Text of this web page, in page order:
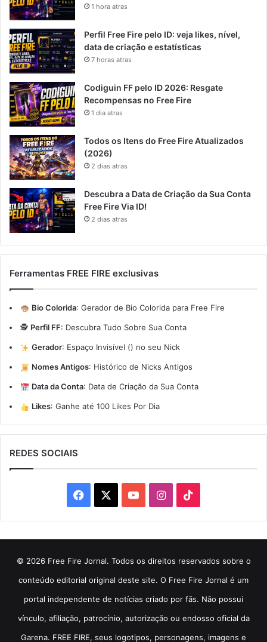
1 hora atras
Perfil Free Fire pelo ID: veja likes, nível,
data de criação e estatísticas
7 horas atras
Codiguin FF pelo ID 2026: Resgate
Recompensas no Free Fire
1 dia atras
Todos os Itens do Free Fire Atualizados
(2026)
2 dias atras
Descubra a Data de Criação da Sua Conta
Free Fire Via ID!
2 dias atras
Ferramentas FREE FIRE exclusivas
Bio Colorida: Gerador de Bio Colorida para Free Fire
🕵️ Perfil FF: Descubra Tudo Sobre Sua Conta
Gerador: Espaço Invisível (ㅤ) no seu Nick
Nomes Antigos: Histórico de Nicks Antigos
Data da Conta: Data de Criação da Sua Conta
Likes: Ganhe até 100 Likes Por Dia
REDES SOCIAIS
Facebook YouTubeInstagram
© 2026 Free Fire Jornal. Todos os direitos reservados sobre o
conteúdo editorial original deste site. O Free Fire Jornal é um
portal independente de notícias criado por fãs. Não possui
vínculo, afiliação, patrocínio, autorização ou endosso oficial da
Garena. FREE FIRE, seus logotipos, personagens, imagens e